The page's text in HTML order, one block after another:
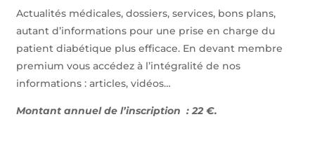
Actualités médicales, dossiers, services, bons plans,
autant d’informations pour une prise en charge du
patient diabétique plus efficace. En devant membre
premium vous accédez à l’intégralité de nos
informations : articles, vidéos…
Montant annuel de l’inscription : 22 €.